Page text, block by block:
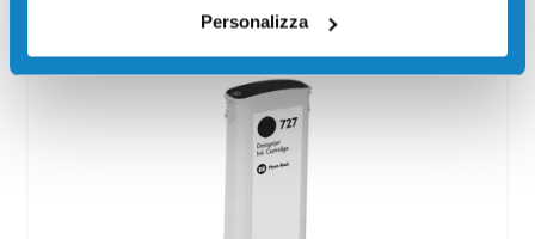
Personalizza